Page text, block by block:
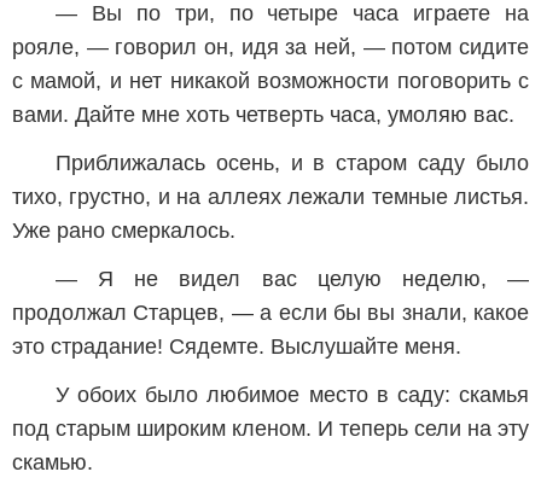
— Вы по три, по четыре часа играете на
рояле, — говорил он, идя за ней, — потом сидите
с мамой, и нет никакой возможности поговорить с
вами. Дайте мне хоть четверть часа, умоляю вас.
Приближалась осень, и в старом саду было
тихо, грустно, и на аллеях лежали темные листья.
Уже рано смеркалось.
— Я не видел вас целую неделю, —
продолжал Старцев, — а если бы вы знали, какое
это страдание! Сядемте. Выслушайте меня.
У обоих было любимое место в саду: скамья
под старым широким кленом. И теперь сели на эту
скамью.